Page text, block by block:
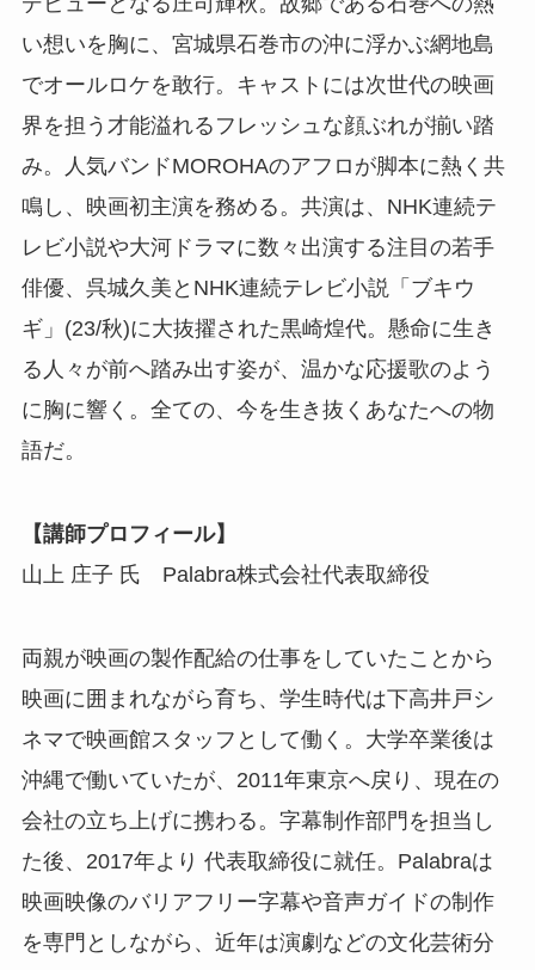
い想いを胸に、宮城県石巻市の沖に浮かぶ網地島
でオールロケを敢行。キャストには次世代の映画
界を担う才能溢れるフレッシュな顔ぶれが揃い踏
み。人気バンドMOROHAのアフロが脚本に熱く共
鳴し、映画初主演を務める。共演は、NHK連続テ
レビ小説や大河ドラマに数々出演する注目の若手
俳優、呉城久美とNHK連続テレビ小説「ブキウ
ギ」(23/秋)に大抜擢された黒崎煌代。懸命に生き
る人々が前へ踏み出す姿が、温かな応援歌のよう
に胸に響く。全ての、今を生き抜くあなたへの物
語だ。
【講師プロフィール】
山上 庄子 氏 Palabra株式会社代表取締役
両親が映画の製作配給の仕事をしていたことから
映画に囲まれながら育ち、学生時代は下高井戸シ
ネマで映画館スタッフとして働く。大学卒業後は
沖縄で働いていたが、2011年東京へ戻り、現在の
会社の立ち上げに携わる。字幕制作部門を担当し
た後、2017年より 代表取締役に就任。Palabraは
映画映像のバリアフリー字幕や音声ガイドの制作
を専門としながら、近年は演劇などの文化芸術分